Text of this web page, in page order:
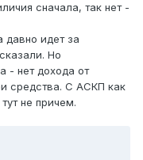
сначала, так нет -
давно идет за
Но
- нет дохода от
средства. С АСКП как
не причем.